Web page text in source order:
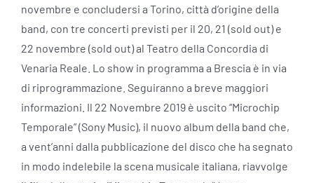
novembre e concludersi a Torino, città d’origine della
band, con tre concerti previsti per il 20, 21 (sold out) e
22 novembre (sold out) al Teatro della Concordia di
Venaria Reale. Lo show in programma a Brescia è in via
di riprogrammazione. Seguiranno a breve maggiori
informazioni. Il 22 Novembre 2019 è uscito “Microchip
Temporale” (Sony Music), il nuovo album della band che,
a vent’anni dalla pubblicazione del disco che ha segnato
in modo indelebile la scena musicale italiana, riavvolge